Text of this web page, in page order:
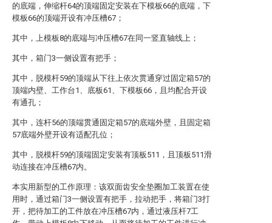
的底端，伸缩杆64的顶端固定安装在下模板66的底端，下
模板66的顶端开设有冲压槽67；
其中，上模板8的底端与冲压槽67在同一竖直轴线上；
其中，箱门3一侧设置有把手；
其中，脱模杆59的顶端从下往上依次贯通穿过固定箱57的
顶端内壁、工作台1、底板61、下模板66，且均配合开设
有通孔；
其中，连杆56的顶端贯通固定箱57的底端外壁，且固定箱
57底端外壁开设有适配孔位；
其中，脱模杆59的顶端固定安装有顶板511，且顶板511滑
动连接在冲压槽67内。
本实用新型的工作原理：该双面齿安全垫圈加工装置在使
用时，通过箱门3一侧设置有把手，拉动把手，将箱门3打
开，把待加工的工件放在冲压槽67内，通过液压杆7工